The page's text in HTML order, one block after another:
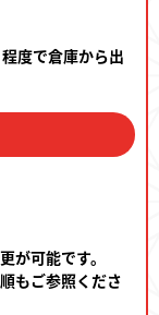
度で倉庫から出
が可能です。
もご参照くださ